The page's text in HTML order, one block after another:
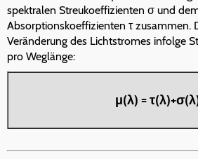
spektralen Streukoeffizienten σ und
Absorptionskoeffizienten τ zusammen.
Veränderung des Lichtstromes infolge
pro Weglänge:
μ(λ) =